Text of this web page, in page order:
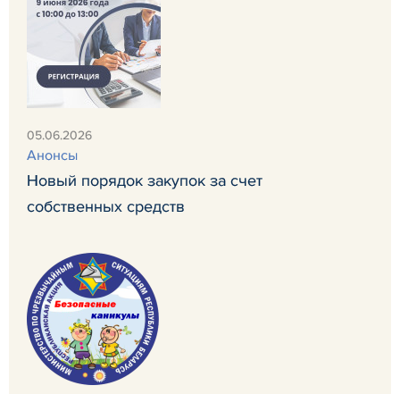
05.06.2026
Анонсы
Новый порядок закупок за счет
собственных средств